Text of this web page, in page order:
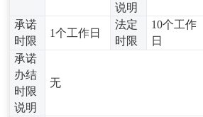
说明
承诺
时限
1个工作日
法定
时限
10个工作
日
承诺
办结
时限
说明
无